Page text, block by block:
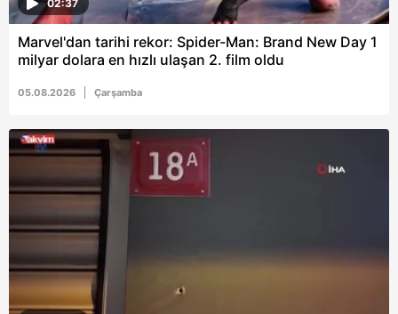
için Ayarlar butonuna tıklayabilir, Çerez Bilgilendirme
Metnimizi
ziyaret edebilirsiniz.
hazırlanmış Aydınlatma Metnimizi okumak ve sitemizde
almak için lütfentıklayınız.
02:37
Marvel'dan tarihi rekor: Spider-Man: Brand New Day 1
milyar dolara en hızlı ulaşan 2. film oldu
05.08.2026 Çarşamba